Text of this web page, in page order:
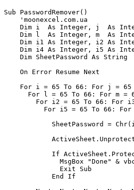
Sub PasswordRemover()
    'moonexcel.com.ua
Dim i  As Integer, j  As
Dim l  As Integer, m  As
Dim i1 As Integer, i2 As
Dim i4 As Integer, i5 As
    Dim SheetPassword As String
    On Error Resume Next
For i = 65 To 66: For j =
For l = 65 To 66: For m =
For i2 = 65 To 66: For
For i5 = 65 To 66:
SheetPassword =
If
MsgBox "Done" &
              Exit Sub
            End If